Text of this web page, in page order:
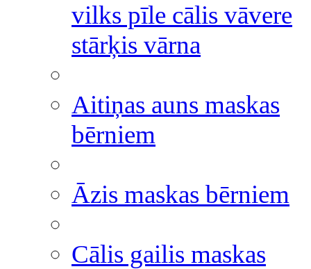
vilks pīle cālis vāvere
stārķis vārna
Aitiņas auns maskas
bērniem
Āzis maskas bērniem
Cālis gailis maskas